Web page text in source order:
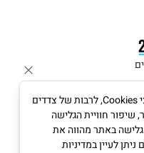
לידיעתך, באתרנו נעשה שימוש בקבצי Cookies, לרבות של צדדים
שיפור חוויית הגלישה
באתר מהווה את
לעיין במדיניות